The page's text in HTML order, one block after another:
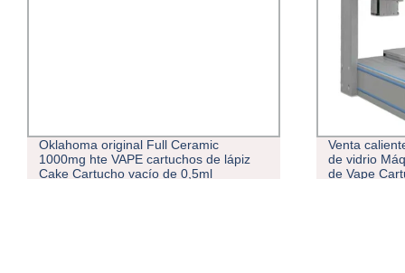
Oklahoma original Full Ceramic
1000mg hte VAPE cartuchos de lápiz
Cake Cartucho vacío de 0,5ml
Venta
de vidrio
de Vape